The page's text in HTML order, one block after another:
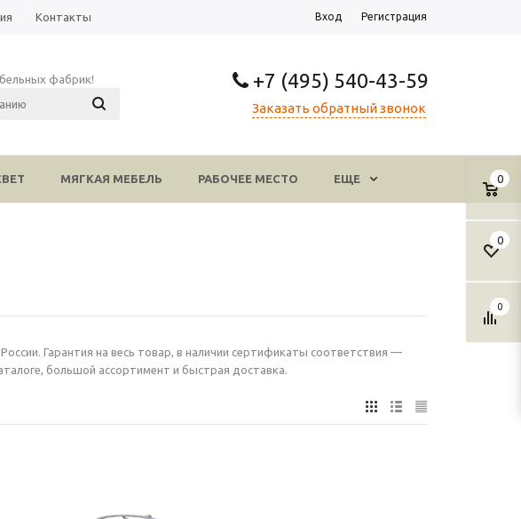
Контакты Вход Регистрация
+7 (495) 540-43-59
Заказать обратный звонок
фабрик!
0
0
0
МЯГКАЯ МЕБЕЛЬ РАБОЧЕЕ МЕСТО ЕЩЕ
Гарантия на весь товар, в наличии сертификаты соответствия —
большой ассортимент и быстрая доставка.